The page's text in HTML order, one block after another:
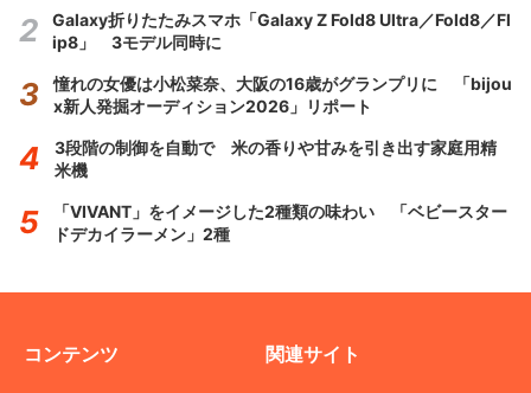
Galaxy折りたたみスマホ「Galaxy Z Fold8 Ultra／Fold8／Fl
ip8」 3モデル同時に
憧れの女優は小松菜奈、大阪の16歳がグランプリに 「bijou
x新人発掘オーディション2026」リポート
3段階の制御を自動で 米の香りや甘みを引き出す家庭用精
米機
「VIVANT」をイメージした2種類の味わい 「ベビースター
ドデカイラーメン」2種
コンテンツ 関連サイト